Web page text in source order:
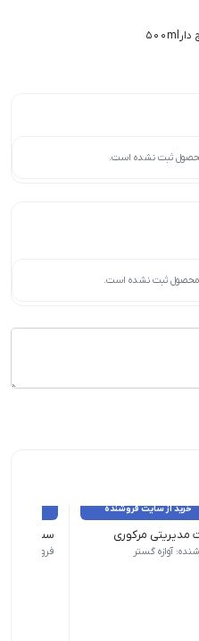
محصول ثبت نشده است.
محصول ثبت نشده است.
خرید از سایت فروشنده
مدیریتی مرکوری
آوازه گستر
ست ویونا
فروشنده: